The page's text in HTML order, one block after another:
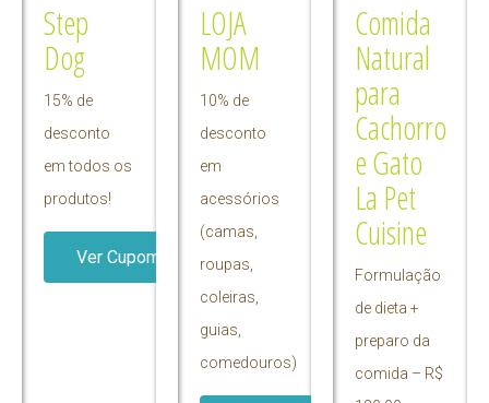
Step
Dog
15% de
desconto
em todos os
produtos!
Ver Cupom
LOJA
MOM
10% de
desconto
em
acessórios
(camas,
roupas,
coleiras,
guias,
comedouros)
Comida
Natural
para
Cachorro
e Gato
La Pet
Cuisine
Formulação
de dieta +
preparo da
comida – R$